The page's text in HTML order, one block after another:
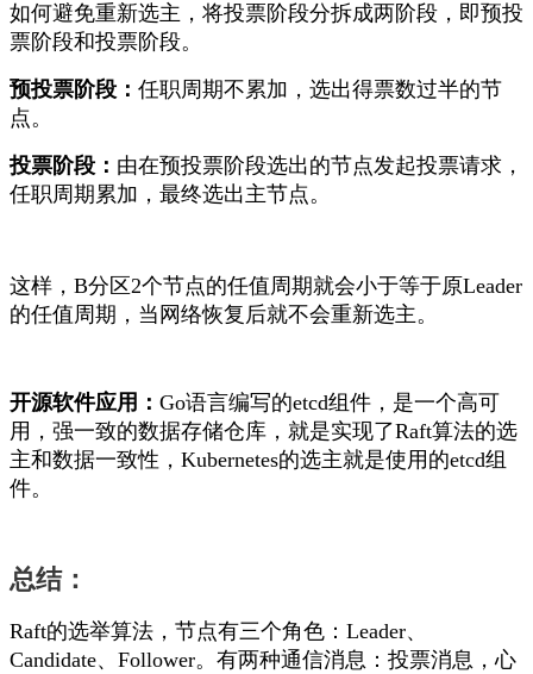
如何避免重新选主，将投票阶段分拆成两阶段，即预投
票阶段和投票阶段。
预投票阶段： 任职周期不累加，选出得票数过半的节
点。
投票阶段： 由在预投票阶段选出的节点发起投票请求，
任职周期累加，最终选出主节点。
这样，B分区2个节点的任值周期就会小于等于原Leader
的任值周期，当网络恢复后就不会重新选主。
开源软件应用： Go语言编写的etcd组件，是一个高可
用，强一致的数据存储仓库，就是实现了Raft算法的选
主和数据一致性， Kubernetes的选主就是使用的etcd组
件。
总结：
Raft的选举算法，节点有三个角色：Leader、
Candidate、Follower。有两种通信消息：投票消息，心